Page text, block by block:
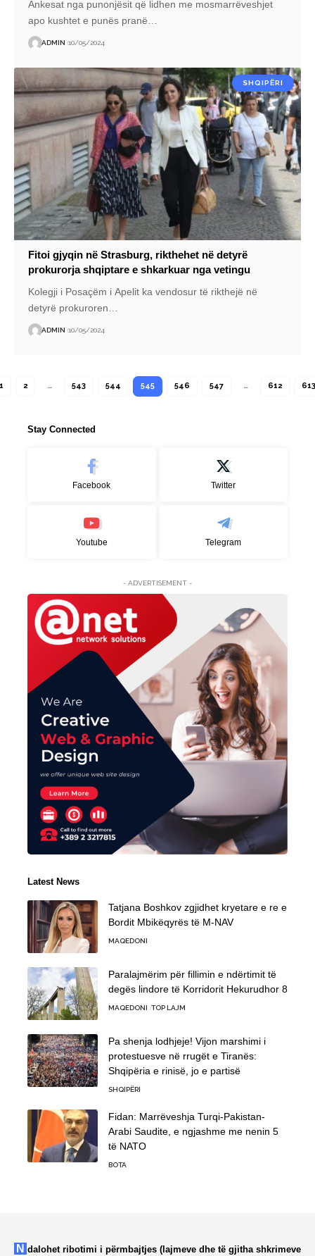
Ankesat nga punonjësit që lidhen me mosmarrëveshjet
apo kushtet e punës pranë
ADMIN 10/05/2024
SHQIPËRI
Fitoi gjyqin në Strasburg, rikthehet në detyrë
prokurorja shqiptare e shkarkuar nga vetingu
Kolegji i Posaçëm i Apelit ka vendosur të rikthejë në
detyrë prokuroren
ADMIN 10/05/2024
1 2 … 543 544 545 546 547 … 612 613
Stay Connected
Facebook Twitter
Youtube Telegram
- ADVERTISEMENT -
Latest News
Tatjana Boshkov zgjidhet kryetare e re e
Bordit Mbikëqyrës të M-NAV
MAQEDONI
Paralajmërim për fillimin e ndërtimit të
degës lindore të Korridorit Hekurudhor 8
MAQEDONI TOP LAJM
Pa shenja lodhjeje! Vijon marshimi i
protestuesve në rrugët e Tiranës:
Shqipëria e rinisë, jo e partisë
SHQIPËRI
Fidan: Marrëveshja Turqi-Pakistan-
Arabi Saudite, e ngjashme me nenin 5
të NATO
BOTA
Ndalohet ribotimi i përmbajtjes (lajmeve dhe të gjitha shkrimeve